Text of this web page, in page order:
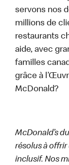
servons nos
millions de
restaurants
aide, avec
familles
grâce à
McDonald?
McDonald’s
résolus à
inclusif. Nos